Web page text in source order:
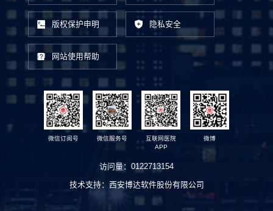
版权保护申明 隐私安全
网站使用帮助
微信订阅号 微信服务号
互联网医院
APP
微博
访问量： 0122713154
技术支持： 西安博达软件股份有限公司